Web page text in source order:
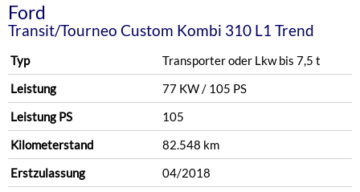
Ford
Transit/Tourneo Custom Kombi 310 L1 Trend
Typ
Transporter oder Lkw bis 7,5 t
Leistung
77 KW / 105 PS
Leistung PS
105
Kilometerstand
82.548 km
Erstzulassung
04/2018